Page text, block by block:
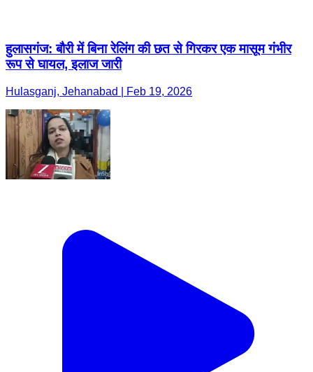
हुलासगंज: बौरी में बिना रेलिंग की छत से गिरकर एक मासूम गंभीर
रूप से घायल, इलाज जारी
Hulasganj, Jehanabad | Feb 19, 2026